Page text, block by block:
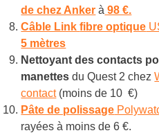
de chez Anker à 98 €.
Câble Linkfibre optique
5 mètres
Nettoyant des contacts
manettes du Quest 2 chez
contact(moins de 10 €)
Pâte de polissage
rayées à moins de 6 €.